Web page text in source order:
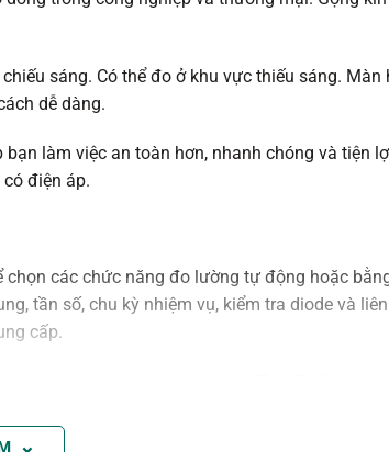
sáng. Có thể đo ở khu vực thiếu sáng. Màn
dễ dàng.
làm việc an toàn hơn, nhanh chóng và tiện
điện áp.
các chức năng đo lường tự động hoặc
tần số, chu kỳ nhiệm vụ, kiểm tra diode và liên
cấp.
⌄